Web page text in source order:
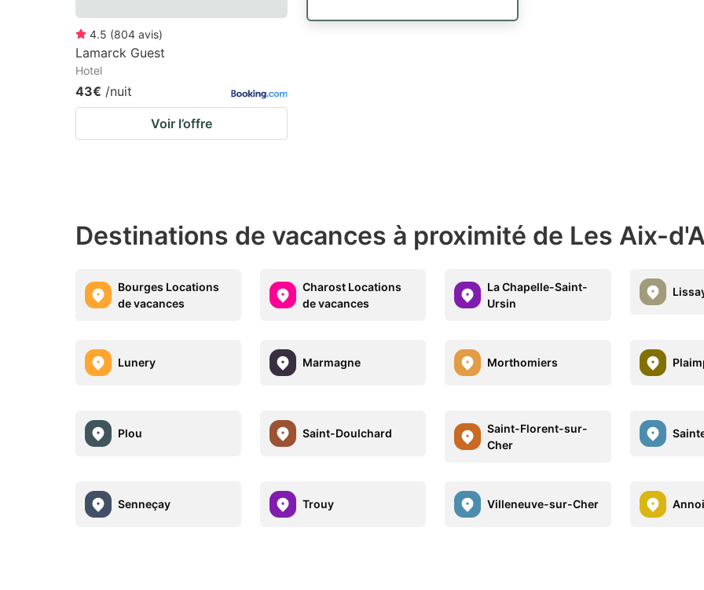
4.5 (804 avis)
Lamarck Guest
Hotel
43€ /nuit
Voir l’offre
Destinations de vacances à proximité de Les Aix-
Bourges Locations
de vacances
Charost Locations
de vacances
La Chapelle-Saint-
Ursin
Lunery Marmagne Morthomiers
Plou Saint-Doulchard
Saint-Florent-sur-
Cher
Senneçay Trouy Villeneuve-sur-Cher